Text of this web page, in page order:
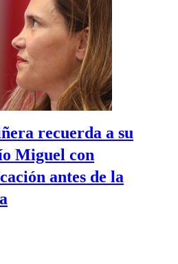
recuerda a su
Miguel con
antes de la